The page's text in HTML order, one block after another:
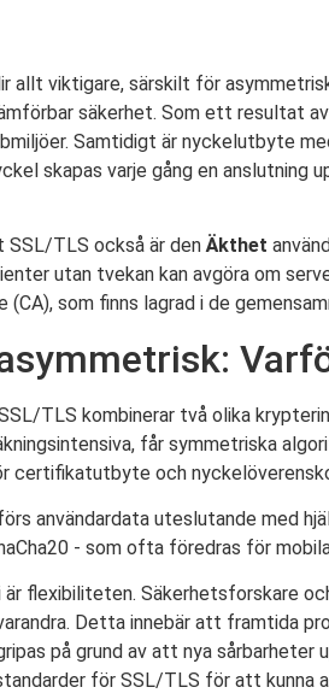
allt viktigare, särskilt för
säkerhet. Som ett resultat
Samtidigt är nyckelutbyte
skapas varje gång en
SSL/TLS också är denÄkthet
utan tvekan kan avgöra om
som finns lagrad i de
TLS kombinerar två olika
får symmetriska
certifikatutbyte och
användardata uteslutande med
- som ofta föredras för
flexibiliteten. Säkerhetsforskare
Detta innebär att framtida
på grund av att nya
för SSL/TLS för att kunna